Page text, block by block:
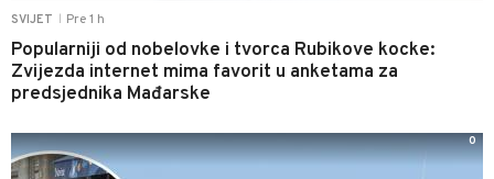
SVIJET Pre 1 h
Popularniji od nobelovke i tvorca Rubikove kocke:
Zvijezda internet mima favorit u anketama za
predsjednika Mađarske
0